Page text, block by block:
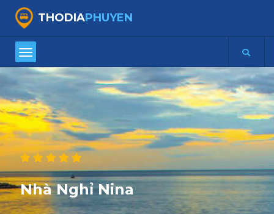
THODIAPHUYEN
Nhà Nghỉ Nina